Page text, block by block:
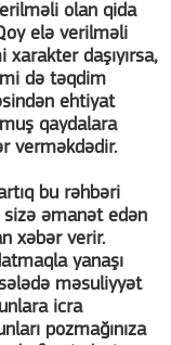
olan qida
elə verilməli
daşıyırsa,
də təqdim
ehtiyat
qaydalara
verməkdədir.
bu rəhbəri
sizə əmanət edən
xəbər verir.
yanaşı
məsuliyyət
icra
pozmağınıza